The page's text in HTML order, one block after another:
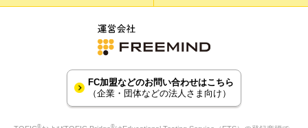
FC加盟などのお問い合わせはこちら
（企業・団体などの法人さま向け）
® ®